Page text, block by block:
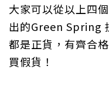
大家可以從以上四
出的Green Spring
都是正貨，有齊合
買假貨！